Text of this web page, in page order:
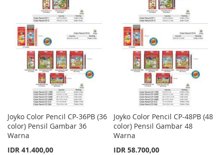
LIST
COMPARE
LIST
COMPARE
Joyko Color Pencil CP-36PB (36
color) Pensil Gambar 36
Warna
IDR 41.400,00
Joyko Color Pencil CP-48PB (48
color) Pensil Gambar 48
Warna
IDR 58.700,00